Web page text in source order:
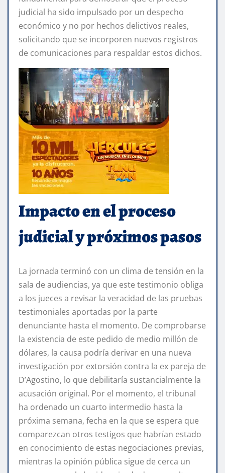
judicial ha sido impulsado por un despecho
económico y no por hechos delictivos reales,
solicitando que se incorporen nuevos registros
de comunicaciones para respaldar estos dichos.
Impacto en el proceso
judicial y próximos pasos
La jornada terminó con un clima de tensión en la
sala de audiencias, ya que este testimonio obliga
a los jueces a revisar la veracidad de las pruebas
testimoniales aportadas por la parte
denunciante hasta el momento. De comprobarse
la existencia de este pedido de medio millón de
dólares, la causa podría derivar en una nueva
investigación por extorsión contra la ex pareja de
D’Agostino, lo que debilitaría sustancialmente la
acusación original. Por el momento, el tribunal
ha ordenado un cuarto intermedio hasta la
próxima semana, fecha en la que se espera que
comparezcan otros testigos que habrían estado
en conocimiento de estas negociaciones previas,
mientras la opinión pública sigue de cerca un